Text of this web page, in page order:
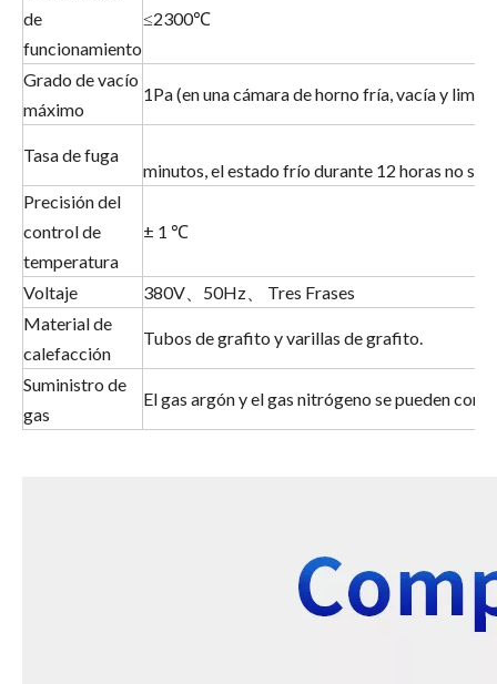
de
funcionamiento
≤2300℃
Grado de vacío
máximo
1Pa (en una cámara de horno fría, vacía y
Tasa de fuga
minutos, el estado frío durante 12 horas no
Precisión del
control de
temperatura
± 1 ℃
Voltaje
380V、50Hz、 Tres Frases
Material de
calefacción
Tubos de grafito y varillas de grafito.
Suministro de
gas
El gas argón y el gas nitrógeno se pueden